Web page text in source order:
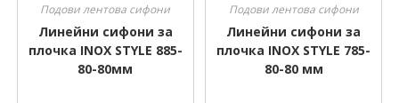
Подови лентова сифони
Линейни сифони за
плочка INOX STYLE 885-
80-80мм
Подови лентова сифони
Линейни сифони за
плочка INOX STYLE 785-
80-80 мм